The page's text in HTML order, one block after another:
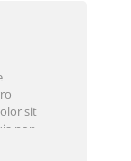
sit
non
labore